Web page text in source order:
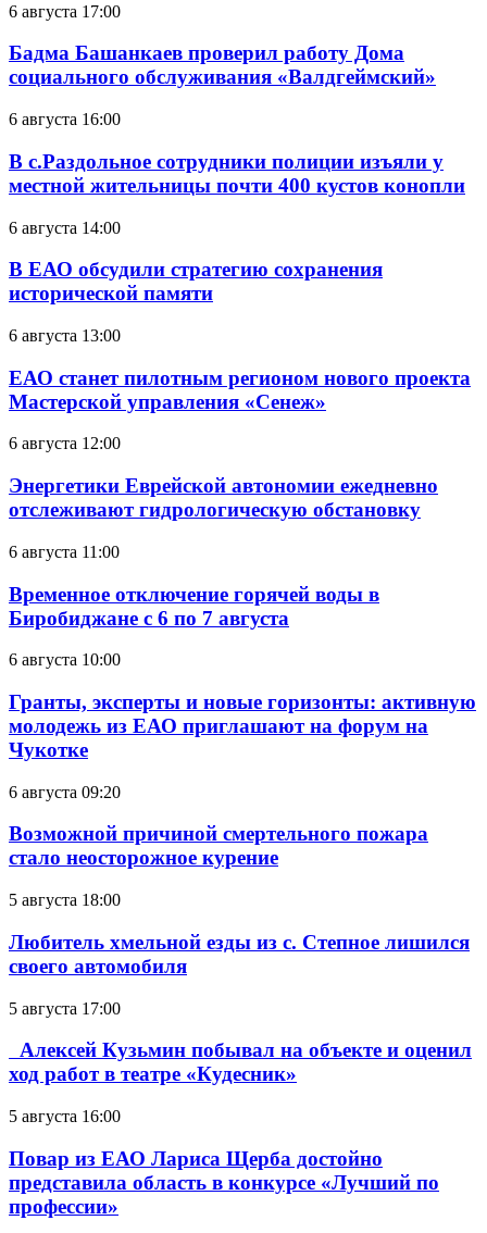
6 августа 17:00
Бадма Башанкаев проверил работу Дома
социального обслуживания «Валдгеймский»
6 августа 16:00
В с.Раздольное сотрудники полиции изъяли у
местной жительницы почти 400 кустов конопли
6 августа 14:00
В ЕАО обсудили стратегию сохранения
исторической памяти
6 августа 13:00
ЕАО станет пилотным регионом нового проекта
Мастерской управления «Сенеж»
6 августа 12:00
Энергетики Еврейской автономии ежедневно
отслеживают гидрологическую обстановку
6 августа 11:00
Временное отключение горячей воды в
Биробиджане с 6 по 7 августа
6 августа 10:00
Гранты, эксперты и новые горизонты: активную
молодежь из ЕАО приглашают на форум на
Чукотке
6 августа 09:20
Возможной причиной смертельного пожара
стало неосторожное курение
5 августа 18:00
Любитель хмельной езды из с. Степное лишился
своего автомобиля
5 августа 17:00
Алексей Кузьмин побывал на объекте и оценил
ход работ в театре «Кудесник»
5 августа 16:00
Повар из ЕАО Лариса Щерба достойно
представила область в конкурсе «Лучший по
профессии»